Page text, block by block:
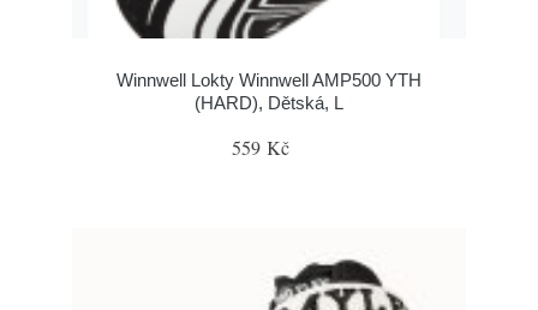
Winnwell Lokty Winnwell AMP500 YTH
(HARD), Dětská, L
559 Kč